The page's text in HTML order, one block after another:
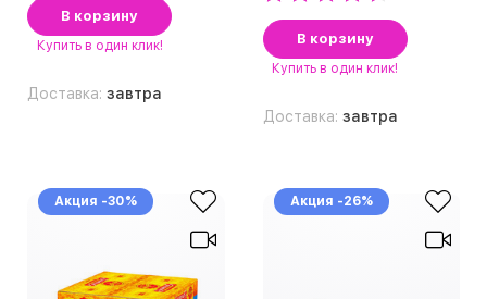
В корзину
Купить в один клик!
Доставка: завтра
В корзину
Купить в один клик!
Доставка: завтра
Акция -30% Акция -26%